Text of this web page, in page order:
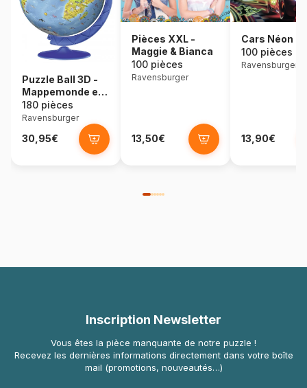
Puzzle Ball 3D -
Mappemonde en
Espagnol
180 pièces
Ravensburger
30,95€
Pièces XXL -
Maggie & Bianca
100 pièces
Ravensburger
13,50€
Cars Néon
100 pièces
Ravensburger
13,90€
Inscription Newsletter
Vous êtes la pièce manquante de notre puzzle !
Recevez les dernières informations directement dans votre boîte
mail (promotions, nouveautés…)